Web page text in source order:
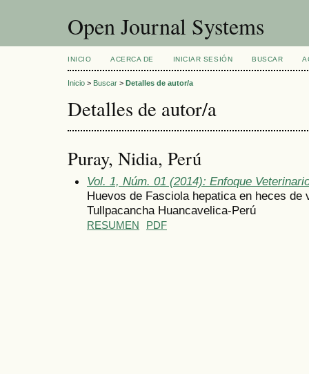
Open Journal Systems
INICIO ACERCA DE INICIAR SESIÓN BUSCAR
Inicio > Buscar > Detalles de autor/a
Detalles de autor/a
Puray, Nidia, Perú
Vol. 1, Núm. 01 (2014): Enfoque
Huevos de Fasciola hepatica en heces de
Tullpacancha Huancavelica-Perú
RESUMEN PDF